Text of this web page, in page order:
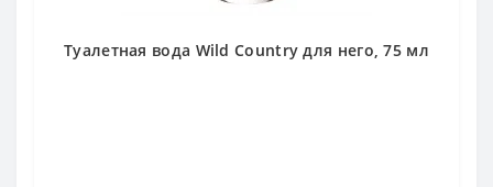
Туалетная вода Wild Country для него, 75 мл